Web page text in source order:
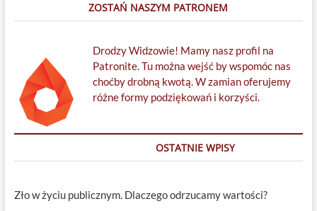
ZOSTAŃ NASZYM PATRONEM
Drodzy Widzowie! Mamy nasz profil na
Patronite. Tu można wejść by wspomóc nas
choćby drobną kwotą. W zamian oferujemy
różne formy podziękowań i korzyści.
OSTATNIE WPISY
Zło w życiu publicznym. Dlaczego odrzucamy wartości?